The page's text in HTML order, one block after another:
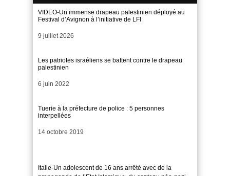
VIDEO-Un immense drapeau palestinien déployé au
Festival d’Avignon à l’initiative de LFI
Date
9 juillet 2026
Les patriotes israéliens se battent contre le drapeau
palestinien
Date
6 juin 2022
Tuerie à la préfecture de police : 5 personnes
interpellées
Date
14 octobre 2019
Italie-Un adolescent de 16 ans arrêté avec de la